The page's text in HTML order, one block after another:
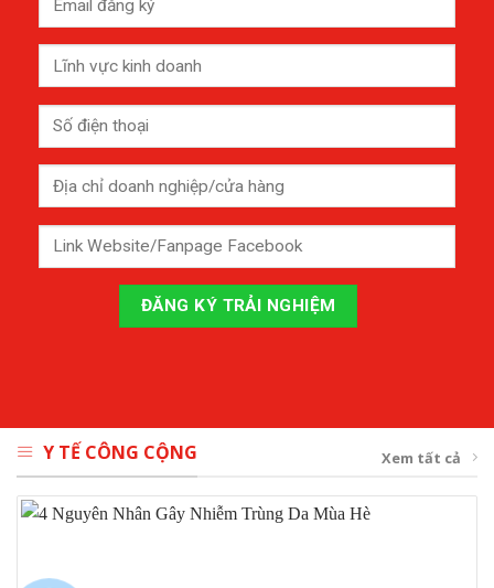
Y TẾ CÔNG CỘNG Xem tất cả